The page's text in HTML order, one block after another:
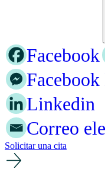
Facebook
Facebook
Linkedin
Correo
Solicitar una cita